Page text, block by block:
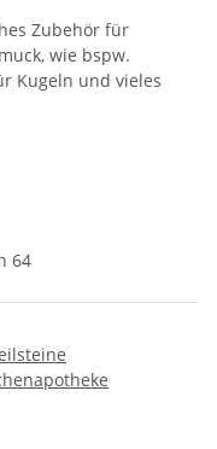
Zubehör für
wie bspw.
Kugeln und vieles
64